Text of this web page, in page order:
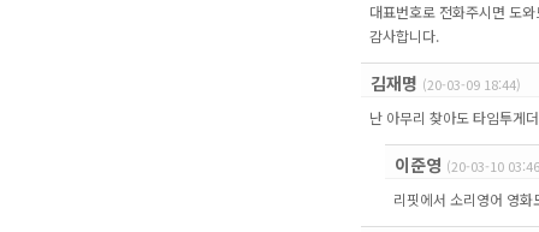
대표번호로 전화주시면 도
감사합니다.
김재명 (20-03-09 18:44)
난 아무리 찾아도 타임투게
이준영 (20-03-10
리핏에서 소리영어 영